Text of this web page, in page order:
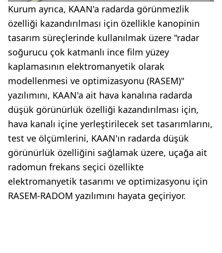
Kurum ayrıca, KAAN'a radarda görünmezlik
özelliği kazandırılması için özellikle kanopinin
tasarım süreçlerinde kullanılmak üzere "radar
soğurucu çok katmanlı ince film yüzey
kaplamasının elektromanyetik olarak
modellenmesi ve optimizasyonu (RASEM)"
yazılımını, KAAN'a ait hava kanalına radarda
düşük görünürlük özelliği kazandırılması için,
hava kanalı içine yerleştirilecek set tasarımlarını,
test ve ölçümlerini, KAAN'ın radarda düşük
görünürlük özelliğini sağlamak üzere, uçağa ait
radomun frekans seçici özellikte
elektromanyetik tasarımı ve optimizasyonu için
RASEM-RADOM yazılımını hayata geçiriyor.